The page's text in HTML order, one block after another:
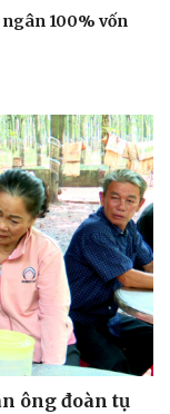
100% vốn
ông đoàn tụ